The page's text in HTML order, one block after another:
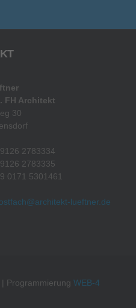
FH Architekt
30
2783334
2783335
0171 5301461
lueftner.de
Programmierung WEB-4